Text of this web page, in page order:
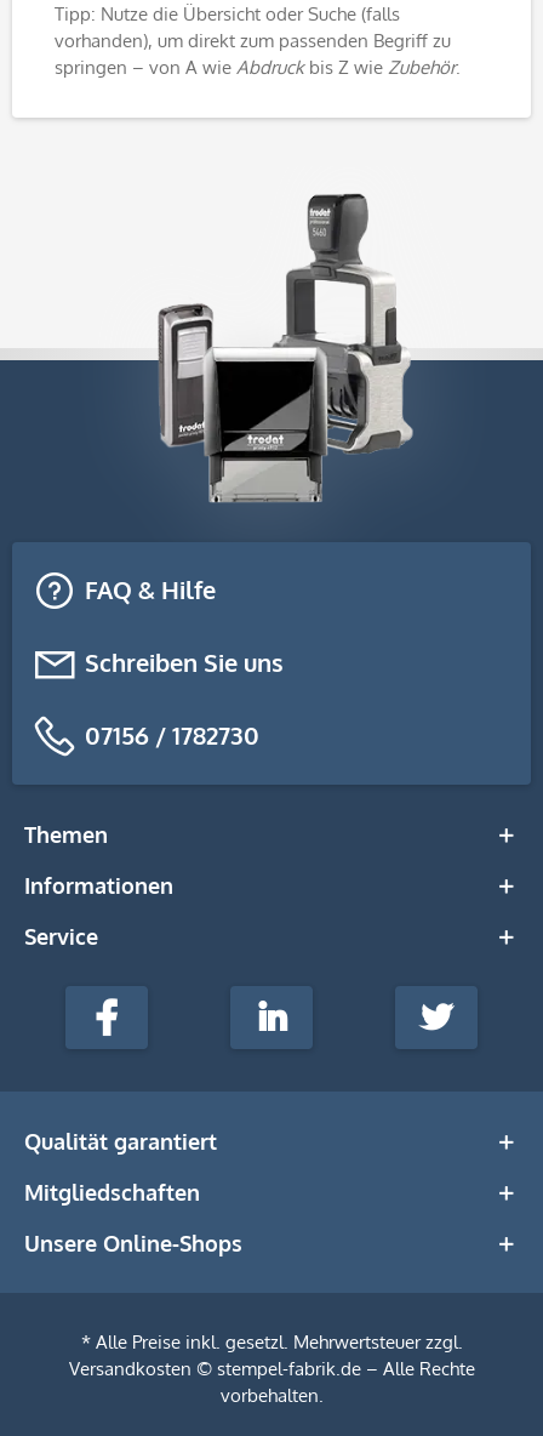
Tipp: Nutze die Übersicht oder Suche (falls
vorhanden), um direkt zum passenden Begriff zu
springen – von A wie Abdruckbis Z wie Zubehör.
FAQ & Hilfe
Schreiben Sie uns
07156 / 1782730
Themen
Informationen
Service
stempel-
Media
Facebook LinkedIn Twitter
Qualität garantiert
Mitgliedschaften
Unsere Online-Shops
* Alle Preise inkl. gesetzl. Mehrwertsteuer zzgl.
Versandkosten © stempel-fabrik.de – Alle Rechte
vorbehalten.